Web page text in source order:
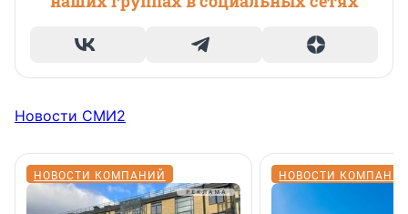
Новости СМИ2
НОВОСТИ КОМПАНИЙ НОВОСТИ